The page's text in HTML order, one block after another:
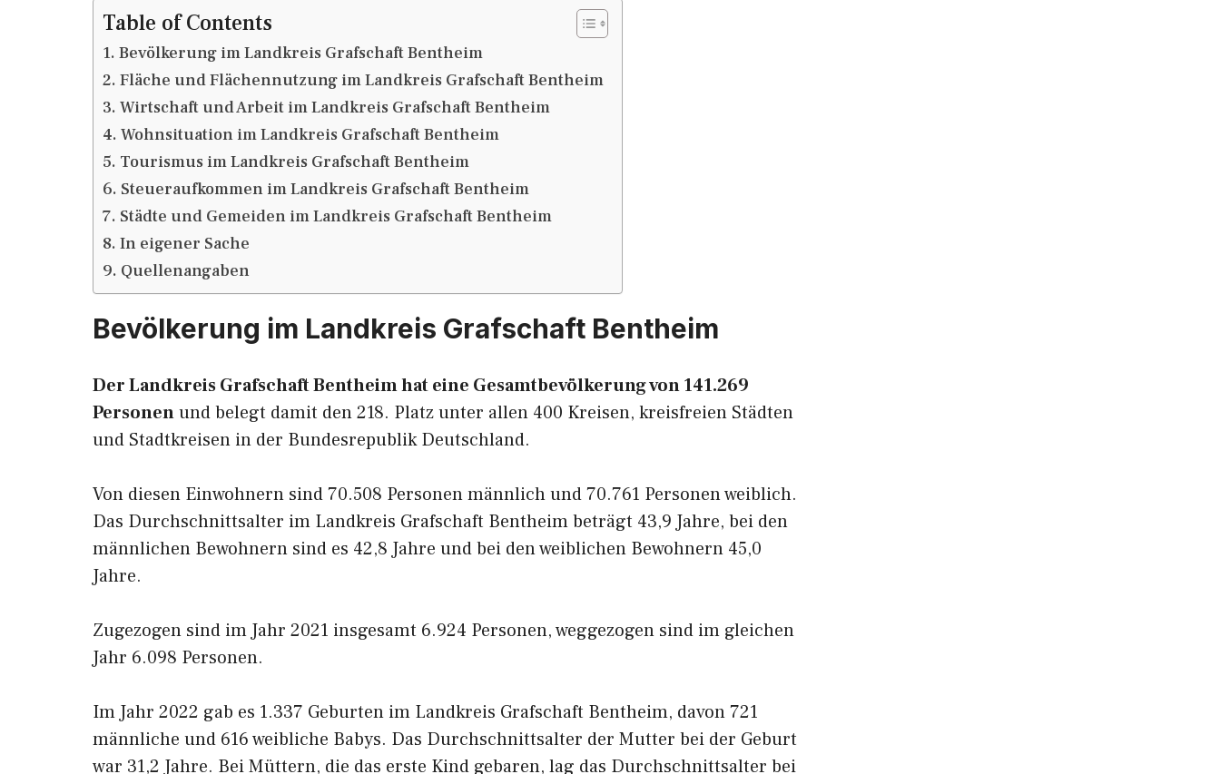
Table of Contents
Bevölkerung im Landkreis Grafschaft Bentheim
Fläche und Flächennutzung im Landkreis Grafschaft Bentheim
Wirtschaft und Arbeit im Landkreis Grafschaft Bentheim
Wohnsituation im Landkreis Grafschaft Bentheim
Tourismus im Landkreis Grafschaft Bentheim
Steueraufkommen im Landkreis Grafschaft Bentheim
Städte und Gemeiden im Landkreis Grafschaft Bentheim
In eigener Sache
Quellenangaben
Bevölkerung im Landkreis Grafschaft Bentheim
Der Landkreis Grafschaft Bentheim hat eine Gesamtbevölkerung von 141.269
Personenund belegt damit den 218. Platz unter allen 400 Kreisen, kreisfreien Städten
und Stadtkreisen in der Bundesrepublik Deutschland.
Von diesen Einwohnern sind 70.508 Personen männlich und 70.761 Personen weiblich.
Das Durchschnittsalter im Landkreis Grafschaft Bentheim beträgt 43,9 Jahre, bei den
männlichen Bewohnern sind es 42,8 Jahre und bei den weiblichen Bewohnern 45,0
Jahre.
Zugezogen sind im Jahr 2021 insgesamt 6.924 Personen, weggezogen sind im gleichen
Jahr 6.098 Personen.
Im Jahr 2022 gab es 1.337 Geburten im Landkreis Grafschaft Bentheim, davon 721
männliche und 616 weibliche Babys. Das Durchschnittsalter der Mutter bei der Geburt
war 31,2 Jahre. Bei Müttern, die das erste Kind gebaren, lag das Durchschnittsalter bei